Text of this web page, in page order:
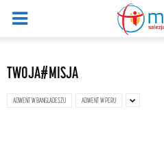
TWOJA#MISJA
ADWENT W BANGLADESZU ADWENT W PERU